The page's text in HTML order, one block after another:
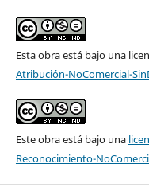
Esta obra está bajo una
Atribución-NoComercial-
Este obra está bajo una
Reconocimiento-